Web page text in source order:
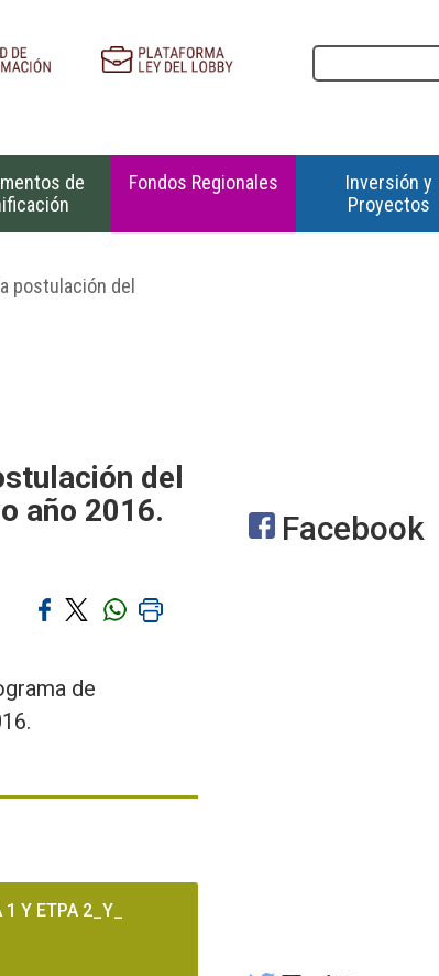
de
Fondos Regionales
Inversión y
Proyectos
postulación del
del
año 2016.
de
Y ETPA 2_Y_
Facebook